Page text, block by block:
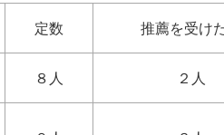
定数 推薦を受け
８人 ２人